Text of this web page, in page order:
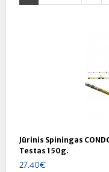
Jūrinis Spiningas
Testas 150g.
27.40€